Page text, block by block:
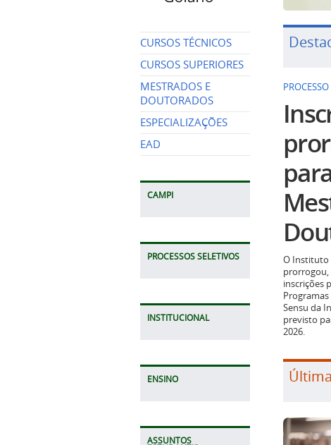
CURSOS TÉCNICOS
CURSOS SUPERIORES
MESTRADOS E
DOUTORADOS
ESPECIALIZAÇÕES
EAD
CAMPI
PROCESSOS SELETIVOS
INSTITUCIONAL
ENSINO
ASSUNTOS
O Instituto
prorrogou,
inscrições
Sensu da
previsto
2026.